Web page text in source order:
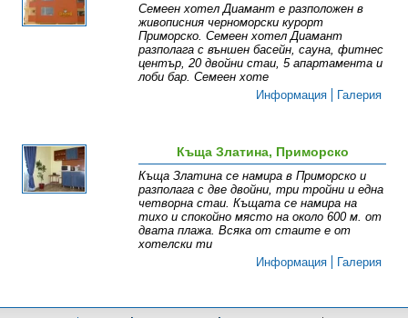
Семеен хотел Диамант е разположен в
живописния черноморски курорт
Приморско. Семеен хотел Диамант
разполага с външен басейн, сауна, фитнес
център, 20 двойни стаи, 5 апартамента и
лоби бар. Семеен хоте
Информация
Галерия
Къща Златина, Приморско
Къща Златина се намира в Приморско и
разполага с две двойни, три тройни и една
четворна стаи. Къщата се намира на
тихо и спокойно място на около 600 м. от
двата плажа. Всяка от стаите е от
хотелски ти
Информация
Галерия